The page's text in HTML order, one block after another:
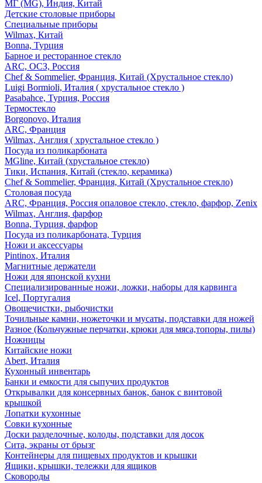
МГ (MG), Индия, Китай
Детские столовые приборы
Специальные приборы
Wilmax, Китай
Bonna, Турция
Барное и ресторанное стекло
ARC, ОСЗ, Россия
Chef & Sommelier, Франция, Китай (Хрустальное стекло)
Luigi Bormioli, Италия ( хрустальное стекло )
Pasabahce, Турция, Россия
Термостекло
Borgonovo, Италия
ARC, Франция
Wilmax, Англия ( хрустальное стекло )
Посуда из поликарбоната
MGline, Китай (хрустальное стекло)
Тики, Испания, Китай (стекло, керамика)
Chef & Sommelier, Франция, Китай (Хрустальное стекло)
Столовая посуда
ARC, Франция, Россия опаловое стекло, стекло, фарфор, Zenix
Wilmax, Англия, фарфор
Bonna, Турция, фарфор
Посуда из поликарбоната, Турция
Ножи и аксессуары
Pintinox, Италия
Магнитные держатели
Ножи для японской кухни
Специализированные ножи, ложки, наборы для карвинга
Icel, Португалия
Овощечистки, рыбочистки
Точильные камни, ножеточки и мусаты, подставки для ножей
Разное (Кольчужные перчатки, крюки для мяса,топоры, пилы)
Ножницы
Китайские ножи
Abert, Италия
Кухонный инвентарь
Банки и емкости для сыпучих продуктов
Открывалки для консервных банок, банок с винтовой
крышкой
Лопатки кухонные
Совки кухонные
Доски разделочные, колоды, подставки для досок
Сита, экраны от брызг
Контейнеры для пищевых продуктов и крышки
Ящики, крышки, тележки для ящиков
Сковороды